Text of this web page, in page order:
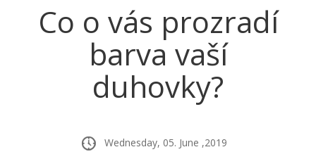
Co o vás prozradí
barva vaší
duhovky?
Wednesday, 05. June ,2019